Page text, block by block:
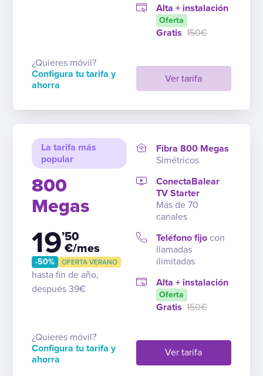
Ver tarifa
Alta + instalación
Oferta
Gratis 150€
¿Quieres móvil?
Configura tu tarifa y
ahorra
La tarifa más
popular
800
Megas
19’50
€/mes
-50% OFERTA VERANO
hasta fin de año,
después 39€
Ver tarifa
Fibra 800 Megas
Simétricos
ConectaBalear
TV Starter
Más de 70
canales
Teléfono fijo con
llamadas
ilimitadas
Alta + instalación
Oferta
Gratis 150€
¿Quieres móvil?
Configura tu tarifa y
ahorra